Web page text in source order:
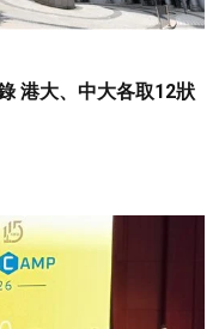
港大、中大各取12狀